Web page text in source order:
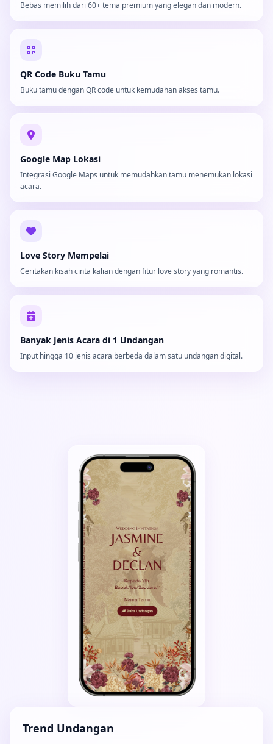
Bebas memilih dari 60+ tema premium yang elegan dan modern.
QR Code Buku Tamu
Buku tamu dengan QR code untuk kemudahan akses tamu.
Google Map Lokasi
Integrasi Google Maps untuk memudahkan tamu menemukan lokasi
acara.
Love Story Mempelai
Ceritakan kisah cinta kalian dengan fitur love story yang romantis.
Banyak Jenis Acara di 1 Undangan
Input hingga 10 jenis acara berbeda dalam satu undangan digital.
Trend Undangan